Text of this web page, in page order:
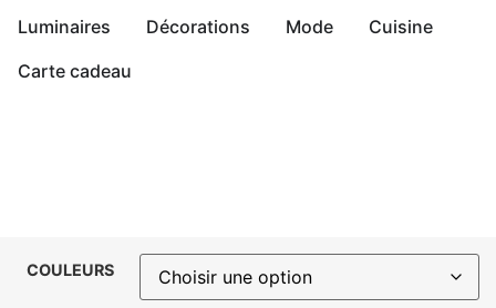
Luminaires
Décorations Mode
Cuisine
Carte cadeau
COULEURS